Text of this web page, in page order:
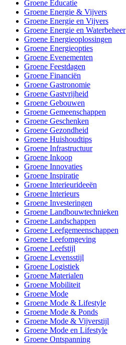
Groene Educatie
Groene Energie & Vijvers
Groene Energie en Vijvers
Groene Energie en Waterbeheer
Groene Energieoplossingen
Groene Energieopties
Groene Evenementen
Groene Feestdagen
Groene Financiën
Groene Gastronomie
Groene Gastvrijheid
Groene Gebouwen
Groene Gemeenschappen
Groene Geschenken
Groene Gezondheid
Groene Huishoudtips
Groene Infrastructuur
Groene Inkoop
Groene Innovaties
Groene Inspiratie
Groene Interieurideeën
Groene Interieurs
Groene Investeringen
Groene Landbouwtechnieken
Groene Landschappen
Groene Leefgemeenschappen
Groene Leefomgeving
Groene Leefstijl
Groene Levensstijl
Groene Logistiek
Groene Materialen
Groene Mobiliteit
Groene Mode
Groene Mode & Lifestyle
Groene Mode & Ponds
Groene Mode & Vijverstijl
Groene Mode en Lifestyle
Groene Ontspanning